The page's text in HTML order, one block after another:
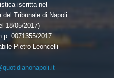
iscritta nel
del Tribunale di Napoli
18/05/2017)
0071355/2017
Pietro Leoncelli